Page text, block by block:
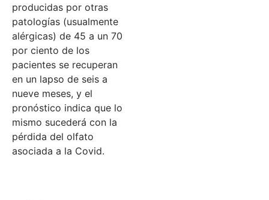
producidas por otras
patologías (usualmente
alérgicas) de 45 a un 70
por ciento de los
pacientes se recuperan
en un lapso de seis a
nueve meses, y el
pronóstico indica que lo
mismo sucederá con la
pérdida del olfato
asociada a la Covid.